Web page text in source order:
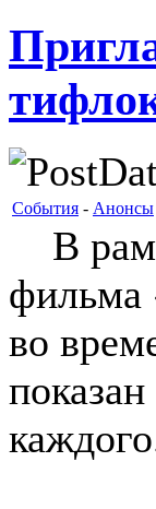
События - Анонсы
В
фильма
во